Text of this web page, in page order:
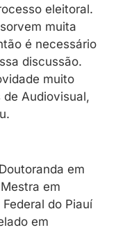
eleitoral.
muita
é necessário
discussão.
muito
Audiovisual,
Doutoranda em
em
do Piauí
em